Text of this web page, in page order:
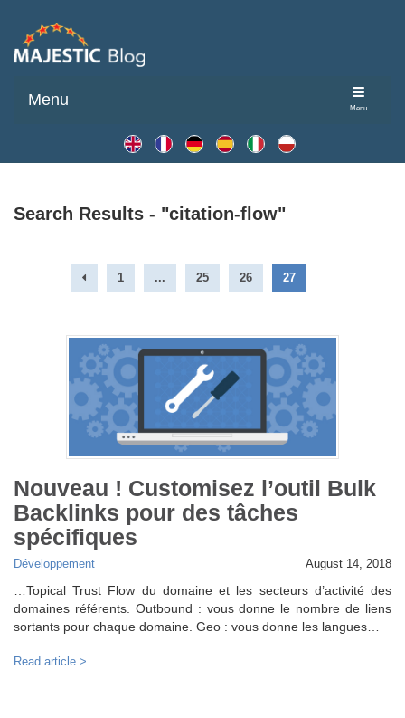
Menu
Menu
Search Results - "citation-flow"
1 ... 25 26 27
Nouveau ! Customisez l’outil Bulk
Backlinks pour des tâches
spécifiques
Développement August 14, 2018
…Topical Trust Flow du domaine et les secteurs d’activité des
domaines référents. Outbound : vous donne le nombre de liens
sortants pour chaque domaine. Geo : vous donne les langues…
Read article >